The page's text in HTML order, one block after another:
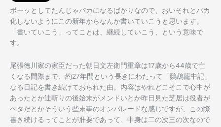
ボーッとしてたんじゃバカになるばかりなので、おいそれとバカ
化しないようにこの新年からなんか書いていこうと思います。
「書いていこう」ってことは、継続していこう、という意味で
す。
尾張徳川家の家臣だった朝日文左衛門重章は17歳から44歳で亡
くなる間際まで、約27年間という長きにわたって「鸚鵡籠中記」
なる日記を書き続けておられた由。内容はやれどこそこで心中が
あったとか辻斬りの後始末がメンドいとか昨日見た芝居は役者が
ヘタだとかそういう些末事のオンパレードな感じですが、この際
書き続けるってことが肝要であって、中身は二の次三の次なので